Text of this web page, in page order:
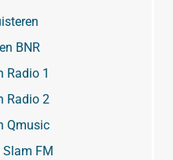
BNR
Radio 1
Radio 2
Qmusic
Slam FM